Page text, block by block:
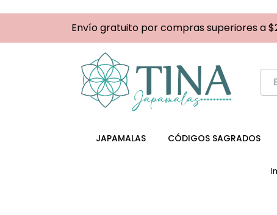
Envío gratuito por compras superiores a
JAPAMALAS CÓDIGOS SAGRADOS